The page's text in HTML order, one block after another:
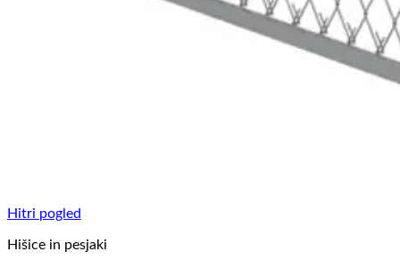
Hitri pogled
Hišice in pesjaki